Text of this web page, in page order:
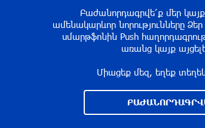
Բաժանորդագրվե՛ք մեր
ամենակարևոր նորությունները
սմարթֆոնին Push
առանց կայք
Միացեք մեզ, եղեք